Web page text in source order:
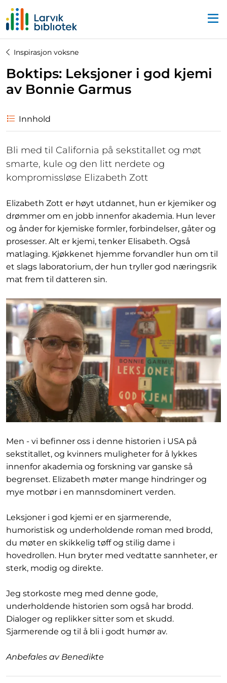
Inspirasjon voksne
Boktips: Leksjoner i god kjemi
av Bonnie Garmus
Innhold
Bli med til California på sekstitallet og møt
smarte, kule og den litt nerdete og
kompromissløse Elizabeth Zott
Elizabeth Zott er høyt utdannet, hun er kjemiker og
drømmer om en jobb innenfor akademia. Hun lever
og ånder for kjemiske formler, forbindelser, gåter og
prosesser. Alt er kjemi, tenker Elisabeth. Også
matlaging. Kjøkkenet hjemme forvandler hun om til
et slags laboratorium, der hun tryller god næringsrik
mat frem til datteren sin.
Men - vi befinner oss i denne historien i USA på
sekstitallet, og kvinners muligheter for å lykkes
innenfor akademia og forskning var ganske så
begrenset. Elizabeth møter mange hindringer og
mye motbør i en mannsdominert verden.
Leksjoner i god kjemi er en sjarmerende,
humoristisk og underholdende roman med brodd,
du møter en skikkelig tøff og stilig dame i
hovedrollen. Hun bryter med vedtatte sannheter, er
sterk, modig og direkte.
Jeg storkoste meg med denne gode,
underholdende historien som også har brodd.
Dialoger og replikker sitter som et skudd.
Sjarmerende og til å bli i godt humør av.
Anbefales av Benedikte